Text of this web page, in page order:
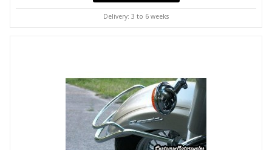
Delivery: 3 to 6 weeks